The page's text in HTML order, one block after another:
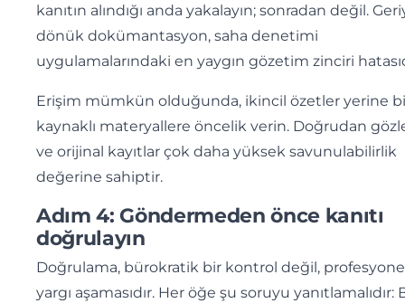
kanıtın alındığı anda yakalayın; sonradan değil.
dönük dokümantasyon, saha denetimi
uygulamalarındaki en yaygın gözetim zinciri
Erişim mümkün olduğunda, ikincil özetler yerine
kaynaklı materyallere öncelik verin. Doğrudan
ve orijinal kayıtlar çok daha yüksek savunulabilirlik
değerine sahiptir.
Adım 4: Göndermeden önce kanıtı
doğrulayın
Doğrulama, bürokratik bir kontrol değil,
yargı aşamasıdır. Her öğe şu soruyu yanıtlamalıdır: